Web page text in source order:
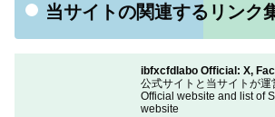
当サイトの関連するリンク
ibfxcfdlabo Official: X,
公式サイトと当サイトが
Official website and list of
website